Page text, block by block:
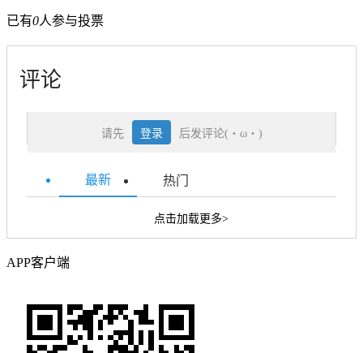
已有0人参与投票
评论
请先 登录 后发评论(・ω・)
最新 热门
点击加载更多>
APP客户端